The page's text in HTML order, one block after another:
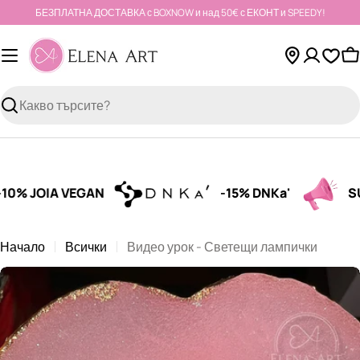
съдържанието
БЕЗПЛАТНА ДОСТАВКА с BOXNOW и над 50€ с ЕКОНТ и SPEEDY!
Търсене
JOIA VEGAN -15% DNKa'
Начало Всички Видео урок - Светещи лампички